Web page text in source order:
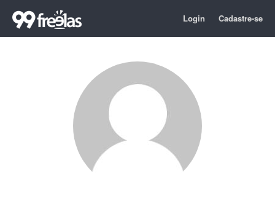
Login Cadastre-se